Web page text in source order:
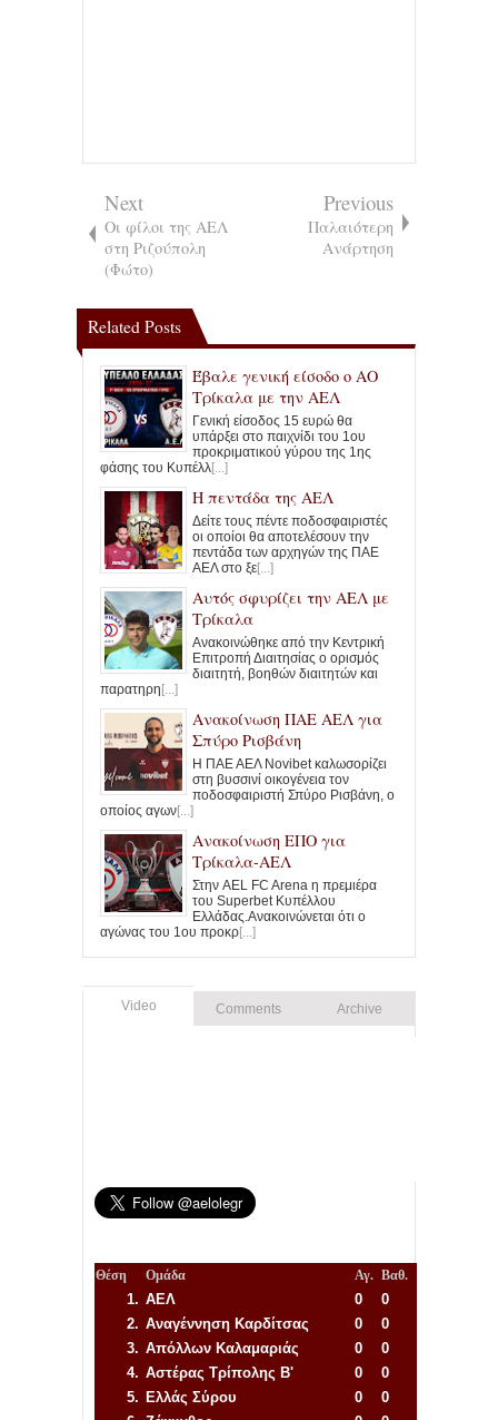
Next
Οι φίλοι της ΑΕΛ
στη Ριζούπολη
(Φώτο)
Previous
Παλαιότερη
Ανάρτηση
Related Posts
Έβαλε γενική είσοδο ο ΑΟ
Τρίκαλα με την ΑΕΛ
Γενική είσοδος 15 ευρώ θα
υπάρξει στο παιχνίδι του 1ου
προκριματικού γύρου της 1ης
φάσης του Κυπέλλ[...]
Η πεντάδα της ΑΕΛ
Δείτε τους πέντε ποδοσφαιριστές
οι οποίοι θα αποτελέσουν την
πεντάδα των αρχηγών της ΠΑΕ
ΑΕΛ στο ξε[...]
Αυτός σφυρίζει την ΑΕΛ με
Τρίκαλα
Ανακοινώθηκε από την Κεντρική
Επιτροπή Διαιτησίας ο ορισμός
διαιτητή, βοηθών διαιτητών και
παρατηρη [...]
Ανακοίνωση ΠΑΕ ΑΕΛ για
Σπύρο Ρισβάνη
Η ΠΑΕ ΑΕΛ Novibet καλωσορίζει
στη βυσσινί οικογένεια τον
ποδοσφαιριστή Σπύρο Ρισβάνη, ο
οποίος αγων[...]
Ανακοίνωση ΕΠΟ για
Τρίκαλα-ΑΕΛ
Στην AEL FC Arena η πρεμιέρα
του Superbet Κυπέλλου
Ελλάδας.Ανακοινώνεται ότι ο
αγώνας του 1ου προκρ[...]
Video Comments Archive
Θέση Ομάδα Αγ. Βαθ.
1. ΑΕΛ 0
0
2. Αναγέννηση Καρδίτσας 0
0
3. Απόλλων Καλαμαριάς 0
0
4. Αστέρας Τρίπολης Β' 0
0
5. Ελλάς Σύρου 0
0